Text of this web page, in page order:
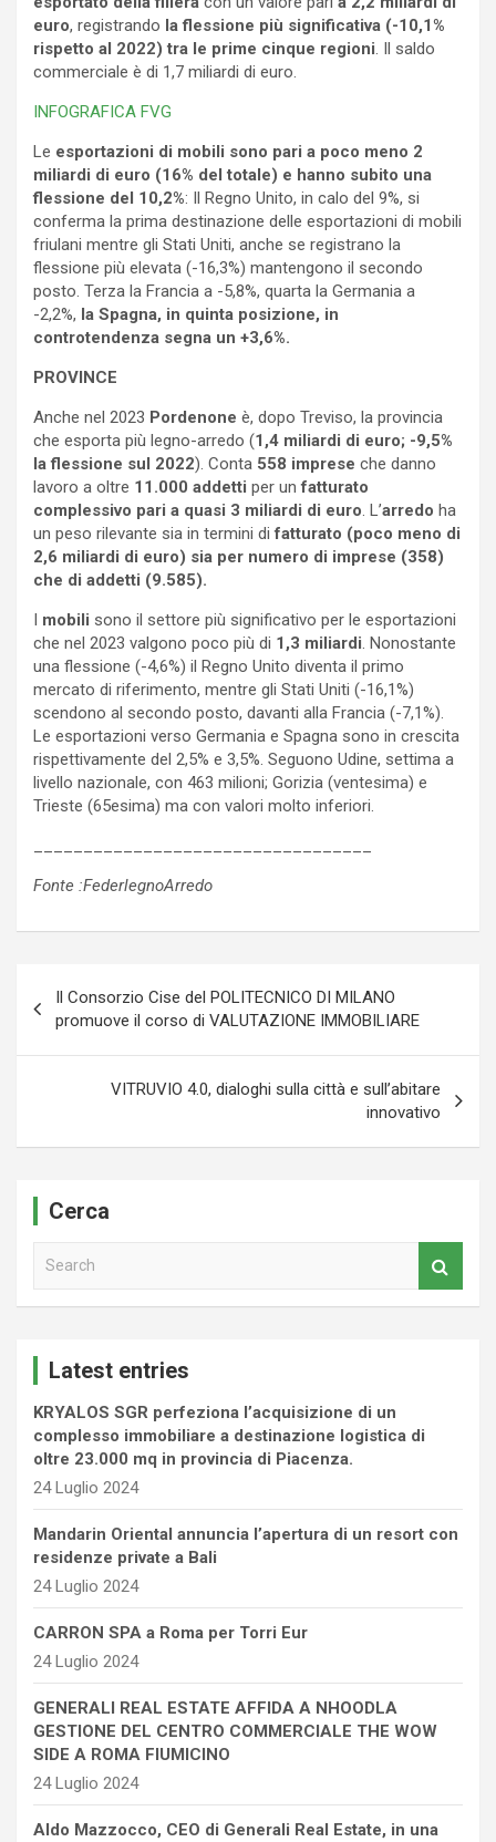
euro, registrando la flessione più significativa (-10,1%
rispetto al 2022) tra le prime cinque regioni. Il saldo
commerciale è di 1,7 miliardi di euro.
INFOGRAFICA FVG
Le esportazioni di mobili sono pari a poco meno 2
miliardi di euro (16% del totale) e hanno subito una
flessione del 10,2%: Il Regno Unito, in calo del 9%, si
conferma la prima destinazione delle esportazioni di mobili
friulani mentre gli Stati Uniti, anche se registrano la
flessione più elevata (-16,3%) mantengono il secondo
posto. Terza la Francia a -5,8%, quarta la Germania a
-2,2%, la Spagna, in quinta posizione, in
controtendenza segna un +3,6%.
PROVINCE
Anche nel 2023 Pordenone è, dopo Treviso, la provincia
che esporta più legno-arredo (1,4 miliardi di euro; -9,5%
la flessione sul 2022). Conta 558 imprese che danno
lavoro a oltre 11.000 addetti per unfatturato
complessivo pari a quasi 3 miliardi di euro. L’arredo ha
un peso rilevante sia in termini difatturato (poco meno di
2,6 miliardi di euro) sia per numero di imprese (358)
che di addetti (9.585).
I mobili sono il settore più significativo per le esportazioni
che nel 2023 valgono poco più di 1,3 miliardi. Nonostante
una flessione (-4,6%) il Regno Unito diventa il primo
mercato di riferimento, mentre gli Stati Uniti (-16,1%)
scendono al secondo posto, davanti alla Francia (-7,1%).
Le esportazioni verso Germania e Spagna sono in crescita
rispettivamente del 2,5% e 3,5%. Seguono Udine, settima a
livello nazionale, con 463 milioni; Gorizia (ventesima) e
Trieste (65esima) ma con valori molto inferiori.
Fonte :FederlegnoArredo
articoli
Il Consorzio Cise del POLITECNICO DI MILANO
promuove il corso di VALUTAZIONE IMMOBILIARE
VITRUVIO 4.0, dialoghi sulla città e sull’abitare
innovativo
Cerca
Latest entries
KRYALOS SGR perfeziona l’acquisizione di un
complesso immobiliare a destinazione logistica di
oltre 23.000 mq in provincia di Piacenza.
24 Luglio 2024
Mandarin Oriental annuncia l’apertura di un resort con
residenze private a Bali
24 Luglio 2024
CARRON SPA a Roma per Torri Eur
24 Luglio 2024
GENERALI REAL ESTATE AFFIDA A NHOODLA
GESTIONE DEL CENTRO COMMERCIALE THE WOW
SIDE A ROMA FIUMICINO
24 Luglio 2024
Aldo Mazzocco, CEO di Generali Real Estate, in una